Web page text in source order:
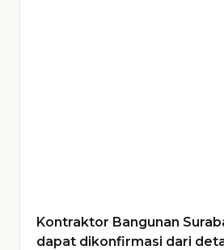
Kontraktor Bangunan
dapat dikonfirmasi dari